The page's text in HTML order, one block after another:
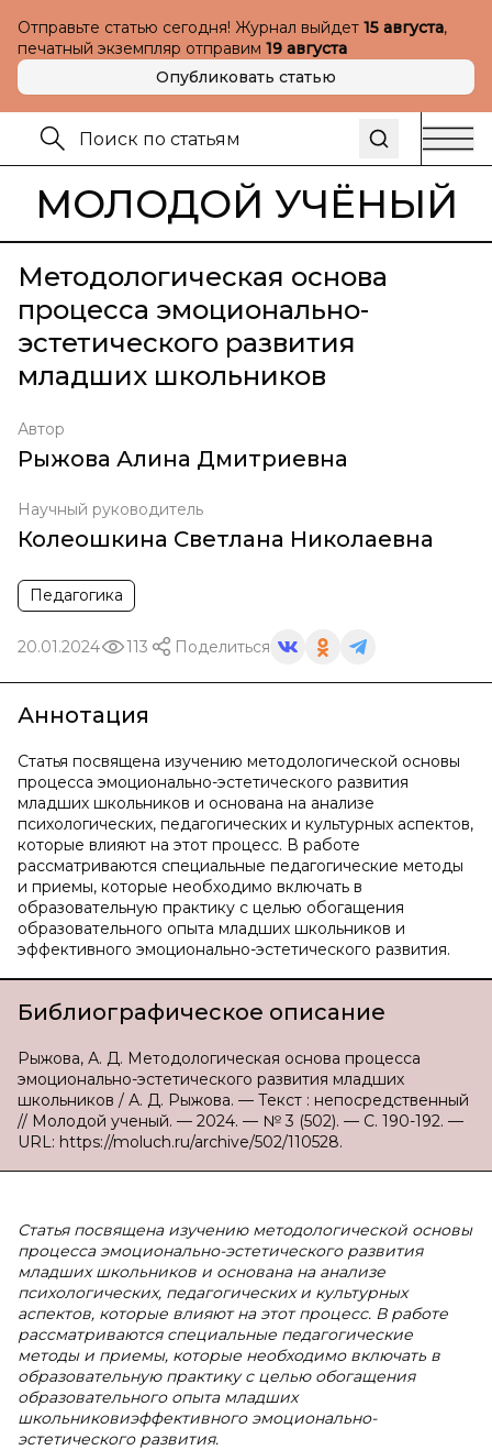
Отправьте статью сегодня! Журнал выйдет 15 августа,
печатный экземпляр отправим 19 августа
Опубликовать статью
МОЛОДОЙ УЧЁНЫЙ
Методологическая основа
процесса эмоционально-
эстетического развития
младших школьников
Автор
Рыжова Алина Дмитриевна
Научный руководитель
Колеошкина Светлана Николаевна
Педагогика
20.01.2024 113 Поделиться
Аннотация
Статья посвящена изучению методологической основы
процесса эмоционально-эстетического развития
младших школьников и основана на анализе
психологических, педагогических и культурных аспектов,
которые влияют на этот процесс. В работе
рассматриваются специальные педагогические методы
и приемы, которые необходимо включать в
образовательную практику с целью обогащения
образовательного опыта младших школьников и
эффективного эмоционально-эстетического развития.
Библиографическое описание
Рыжова, А. Д. Методологическая основа процесса
эмоционально-эстетического развития младших
школьников / А. Д. Рыжова. — Текст : непосредственный
// Молодой ученый. — 2024. — № 3 (502). — С. 190-192. —
URL: https://moluch.ru/archive/502/110528.
Статья посвящена изучению методологической основы
процесса эмоционально-эстетического развития
младших школьников и основана на анализе
психологических, педагогических и культурных
аспектов, которые влияют на этот процесс. В работе
рассматриваются специальные педагогические
методы и приемы, которые необходимо включать в
образовательную практику с целью обогащения
образовательного опыта младших
школьниковиэффективного эмоционально-
эстетического развития.